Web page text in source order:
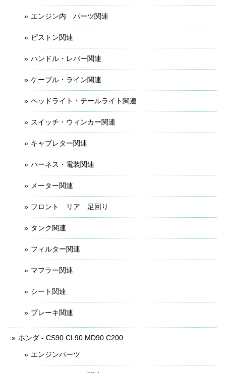
エンジン内 パーツ関連
ピストン関連
ハンドル・レバー関連
ケーブル・ライン関連
ヘッドライト・テールライト関連
スイッチ・ウィンカー関連
キャブレター関連
ハーネス・電装関連
メーター関連
フロント リア 足回り
タンク関連
フィルター関連
マフラー関連
シート関連
ブレーキ関連
ホンダ - CS90 CL90 MD90 C200
エンジンパーツ